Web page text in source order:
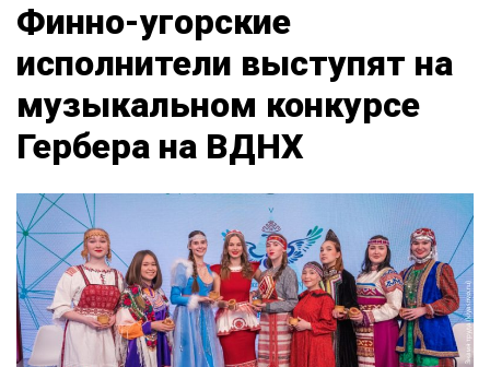
Финно-угорские
исполнители выступят на
музыкальном конкурсе
Гербера на ВДНХ